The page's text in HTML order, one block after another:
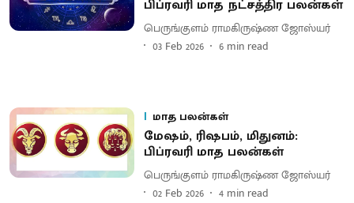
பிப்ரவரி மாத நட்சத்திர பலன்கள்
பெருங்குளம் ராமகிருஷ்ண ஜோஸ்யர்
03 Feb 2026
6 min read
மாத பலன்கள்
மேஷம், ரிஷபம், மிதுனம்:
பிப்ரவரி மாத பலன்கள்
பெருங்குளம் ராமகிருஷ்ண ஜோஸ்யர்
02 Feb 2026
4 min read